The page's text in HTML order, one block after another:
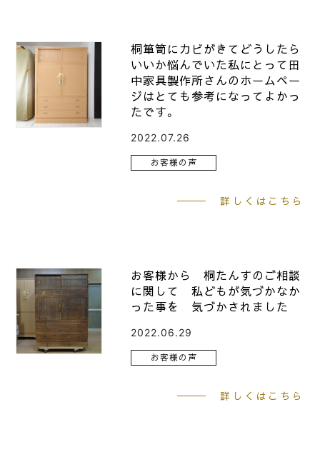
桐箪笥にカビがきてどうしたら
いいか悩んでいた私にとって田
中家具製作所さんのホームペー
ジはとても参考になってよかっ
たです。
2022.07.26
お客様の声
詳しくはこちら
お客様から 桐たんすのご相談
に関して 私どもが気づかなか
った事を 気づかされました
2022.06.29
お客様の声
詳しくはこちら